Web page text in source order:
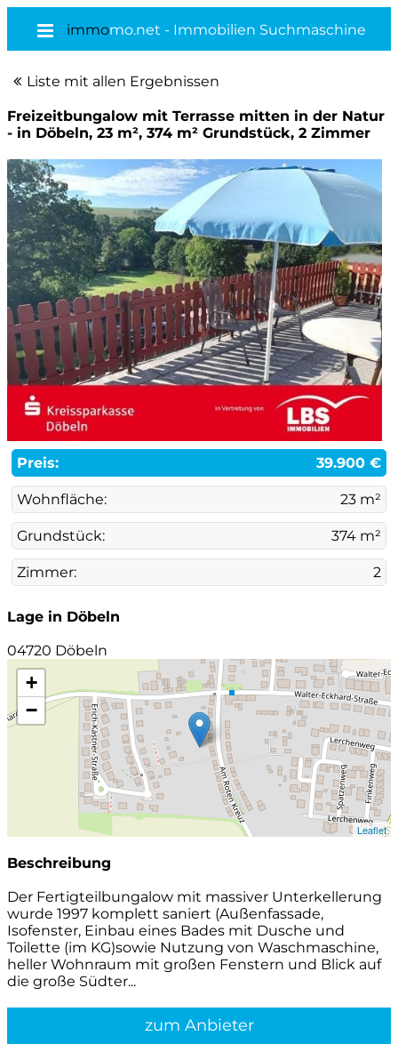
immomo.net - Immobilien Suchmaschine
Liste mit allen Ergebnissen
Freizeitbungalow mit Terrasse mitten in der Natur
- in Döbeln, 23 m², 374 m² Grundstück, 2 Zimmer
Preis: 39.900 €
Wohnfläche: 23 m²
Grundstück: 374 m²
Zimmer: 2
Lage in Döbeln
04720 Döbeln
+
−
Leaflet
Beschreibung
Der Fertigteilbungalow mit massiver Unterkellerung
wurde 1997 komplett saniert (Außenfassade,
Isofenster, Einbau eines Bades mit Dusche und
Toilette (im KG)sowie Nutzung von Waschmaschine,
heller Wohnraum mit großen Fenstern und Blick auf
die große Südter...
zum Anbieter